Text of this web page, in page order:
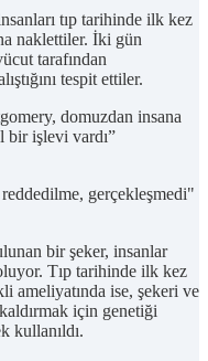
tıp tarihinde ilk kez
naklettiler. İki gün
tarafından
tespit ettiler.
domuzdan insana
bir işlevi vardı”
gerçekleşmedi"
bir şeker, insanlar
Tıp tarihinde ilk kez
ameliyatında ise, şekeri ve
kaldırmak için genetiği
kullanıldı.